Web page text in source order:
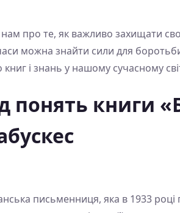
нам про те, як важливо захищати
можна знайти сили для
і знань у нашому сучасному
книги
письменниця, яка в 1933 році